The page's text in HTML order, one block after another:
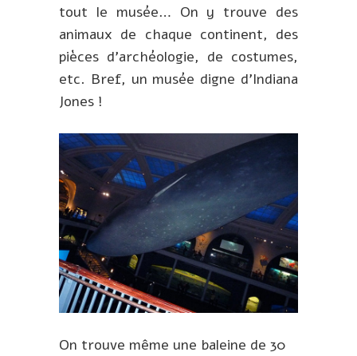
tout le musée… On y trouve des
animaux de chaque continent, des
pièces d’archéologie, de costumes,
etc. Bref, un musée digne d’Indiana
Jones !
On trouve même une baleine de 30